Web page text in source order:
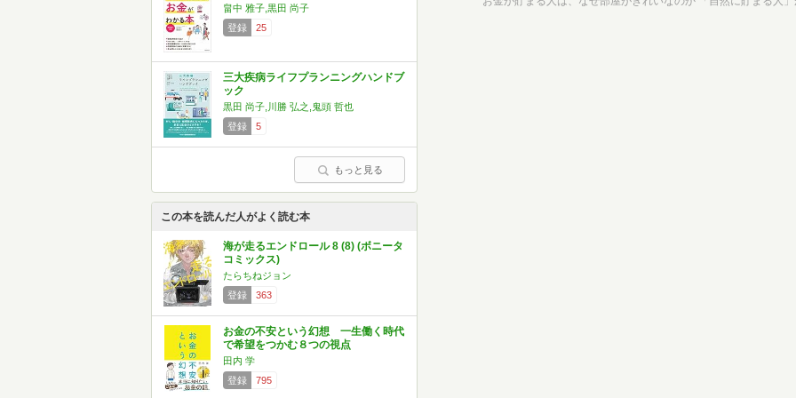
畠中 雅子,黒田 尚子
登録
25
三大疾病ライフプランニングハンドブ
ック
黒田 尚子,川勝 弘之,鬼頭 哲也
登録
5
もっと見る
この本を読んだ人がよく読む本
海が走るエンドロール 8 (8) (ボニータ
コミックス)
たらちねジョン
登録
363
お金の不安という幻想 一生働く時代
で希望をつかむ８つの視点
田内 学
登録
795